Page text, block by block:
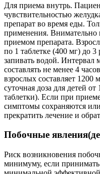
Для приема внутрь.
чувствительностью
препарат во время еды.
применения. Внимательно
приемом препарата.
по 1 таблетке (400 мг) до 3
запивать водой. Интервал
составлять не менее 4
взрослых составляет 1200
суточная доза для детей
таблетки). Если при
симптомы сохраняются
прекратить лечение и
Побочные
Риск возникновения
минимуму, если